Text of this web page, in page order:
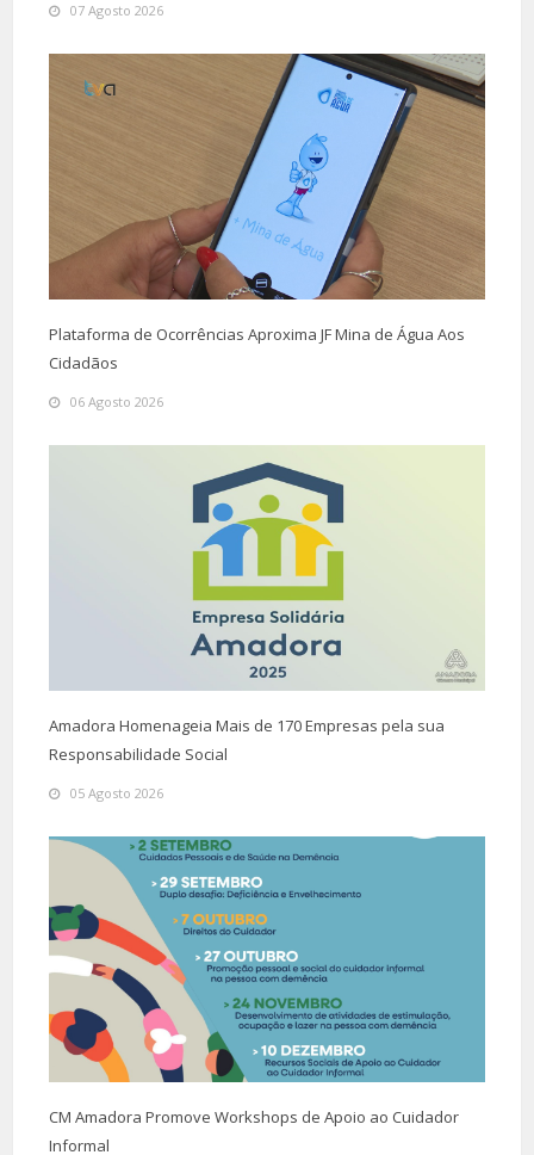
07 Agosto 2026
Plataforma de Ocorrências Aproxima JF Mina de Água Aos
Cidadãos
06 Agosto 2026
Amadora Homenageia Mais de 170 Empresas pela sua
Responsabilidade Social
05 Agosto 2026
CM Amadora Promove Workshops de Apoio ao Cuidador
Informal